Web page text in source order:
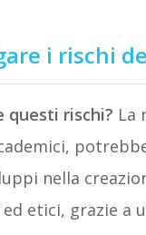
i rischi
questi rischi? La
nella
etici, grazie a